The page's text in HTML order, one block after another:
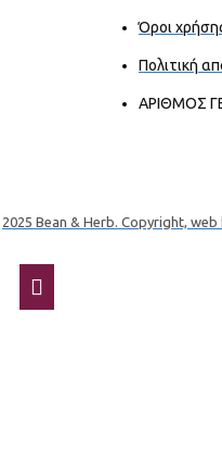
Όροι
Πολιτική
ΑΡΙΘΜΟΣ
2025 Bean & Herb. Copyright,